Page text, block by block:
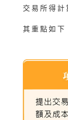
交易所得計
其重點如下